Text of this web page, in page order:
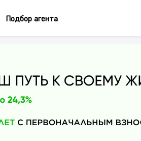
Подбор агента